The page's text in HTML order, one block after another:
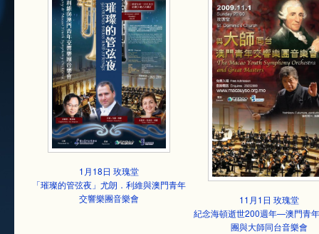
1月18日 玫瑰堂
「璀璨的管弦夜」尤朗．利維與澳門青年
交響樂團音樂會
11月1日 玫瑰堂
紀念海頓逝世200週年—澳門青
團與大師同台音樂會